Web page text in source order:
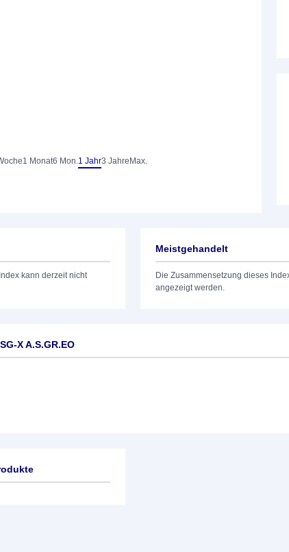
1 Monat6 Mon.1 Jahr3 Jahre Max.
kann derzeit nicht
Meistgehandelt
Die Zusammensetzung dieses
angezeigt werden.
X A.S.GR.EO